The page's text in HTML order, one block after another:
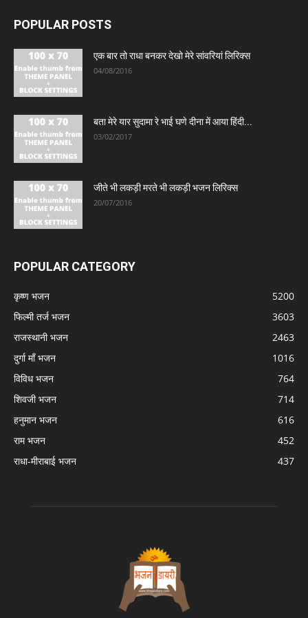
POPULAR POSTS
एक बार तो राधा बनकर देखो मेरे सांवरियां लिरिक्स
04/08/2016
बता मेरे यार सुदामा रे भाई घणे दीना में आया हिंदी...
03/02/2017
जीते भी लकड़ी मरते भी लकड़ी भजन लिरिक्स
20/07/2016
POPULAR CATEGORY
कृष्ण भजन
5200
फिल्मी तर्ज भजन
3603
राजस्थानी भजन
2463
दुर्गा माँ भजन
1016
विविध भजन
764
शिवजी भजन
714
हनुमान भजन
616
राम भजन
452
राधा-मीराबाई भजन
437